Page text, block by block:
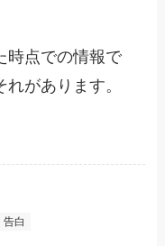
時点での情報で
があります。
告白